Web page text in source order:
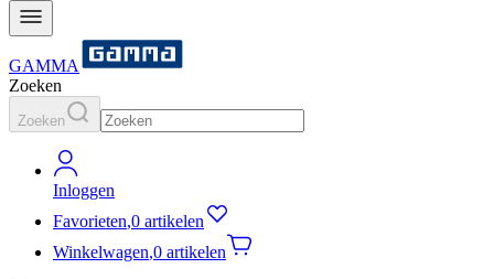
GAMMA
Zoeken
Zoeken
Inloggen
Favorieten,0 artikelen
Winkelwagen,0 artikelen